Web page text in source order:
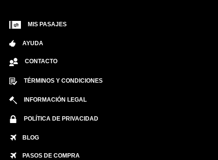
MIS PASAJES
AYUDA
CONTACTO
TÉRMINOS Y CONDICIONES
INFORMACIÓN LEGAL
POLÍTICA DE PRIVACIDAD
BLOG
PASOS DE COMPRA